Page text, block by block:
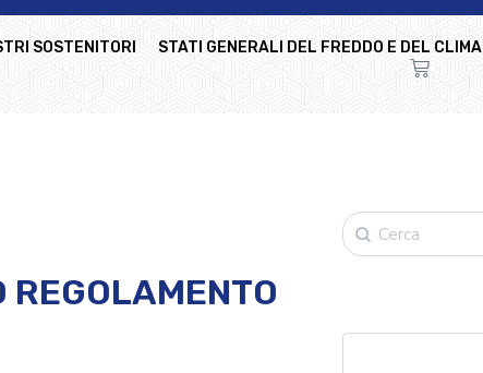
SOSTENITORI STATI GENERALI DEL FREDDO E DEL CLIMA
REGOLAMENTO